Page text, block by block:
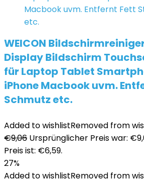
WEICON
Display Bildschirm
für Laptop Tablet
iPhone Macbook uvm.
Schmutz etc.
Added to wishlistRemoved from
€9,06 Ursprünglicher Preis war:
Preis ist: €6,59.
27%
Added to wishlistRemoved from